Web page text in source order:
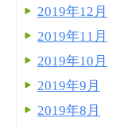
2019年12月
2019年11月
2019年10月
2019年9月
2019年8月